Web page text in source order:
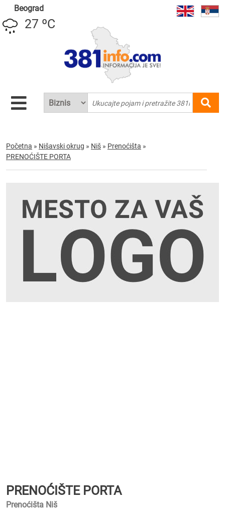
Beograd
27 ºC
Početna » Nišavski okrug » Niš » Prenoćišta »
PRENOĆIŠTE PORTA
PRENOĆIŠTE PORTA
Prenoćišta Niš